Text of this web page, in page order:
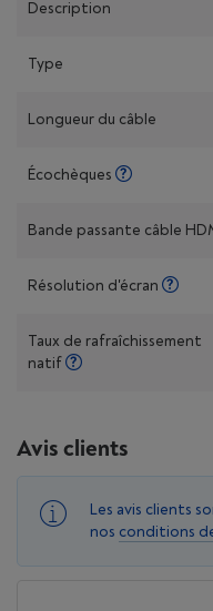
Description
Type
Longueur du câble
Écochèques
Bande passante câble
Résolution d'écran
Taux de rafraîchissement
natif
Avis clients
Les avis clients
nos conditions